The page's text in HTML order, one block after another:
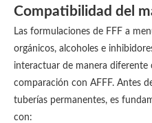
Compatibilidad del
Las formulaciones de FFF a
orgánicos, alcoholes e
interactuar de manera diferente
comparación con AFFF. Antes
tuberías permanentes, es
con: